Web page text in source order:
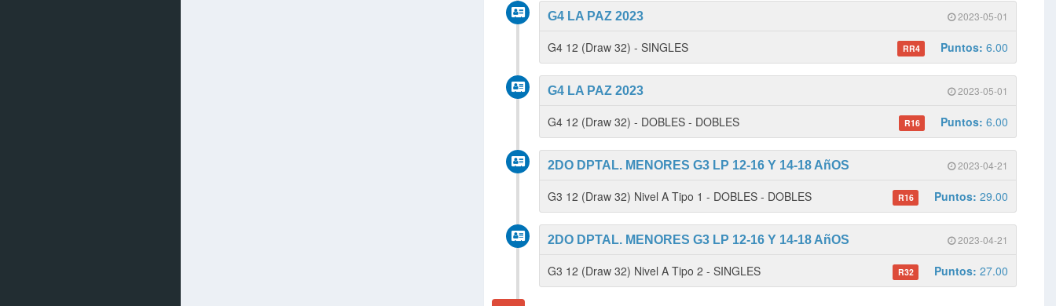
2023-05-01
G4 LA PAZ 2023
G4 12 (Draw 32) - SINGLES RR4 Puntos: 6.00
2023-05-01
G4 LA PAZ 2023
G4 12 (Draw 32) - DOBLES - DOBLES R16 Puntos: 6.00
2023-04-21
2DO DPTAL. MENORES G3 LP 12-16 Y 14-18 AñOS
G3 12 (Draw 32) Nivel A Tipo 1 - DOBLES - DOBLES R16 Puntos: 29.00
2023-04-21
2DO DPTAL. MENORES G3 LP 12-16 Y 14-18 AñOS
G3 12 (Draw 32) Nivel A Tipo 2 - SINGLES R32 Puntos: 27.00